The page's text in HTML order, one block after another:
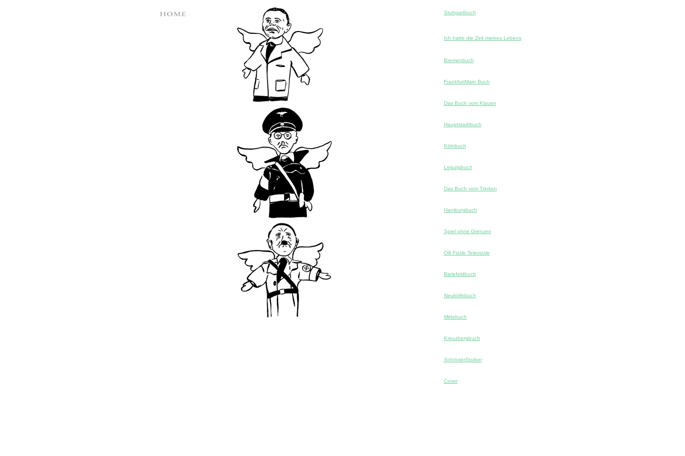
Stuttgartbuch
Ich hatte die Zeit meines Lebens
Bremenbuch
FrankfurtMain Buch
Das Buch vom Klauen
Hauptstadtbuch
Kölnbuch
Leipzigbuch
Das Buch vom Trinken
Hamburgbuch
Spiel ohne Grenzen
Olli Fizzle Televizzle
Bielefeldbuch
Neuköllnbuch
Mittebuch
Kreuzbergbuch
SchröderStoiber
Cover